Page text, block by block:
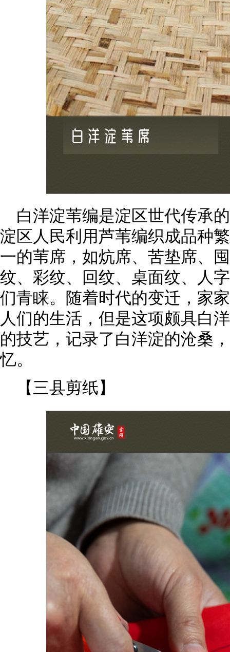
白洋淀苇编是淀区世代传承
淀区人民利用芦苇编织成品种
一的苇席，如炕席、苦垫席、
纹、彩纹、回纹、桌面纹、人
们青睐。随着时代的变迁，家
人们的生活，但是这项颇具白
的技艺，记录了白洋淀的沧桑
忆。
【三县剪纸】